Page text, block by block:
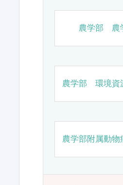
農学部 農
農学部 環境資
農学部附属動物